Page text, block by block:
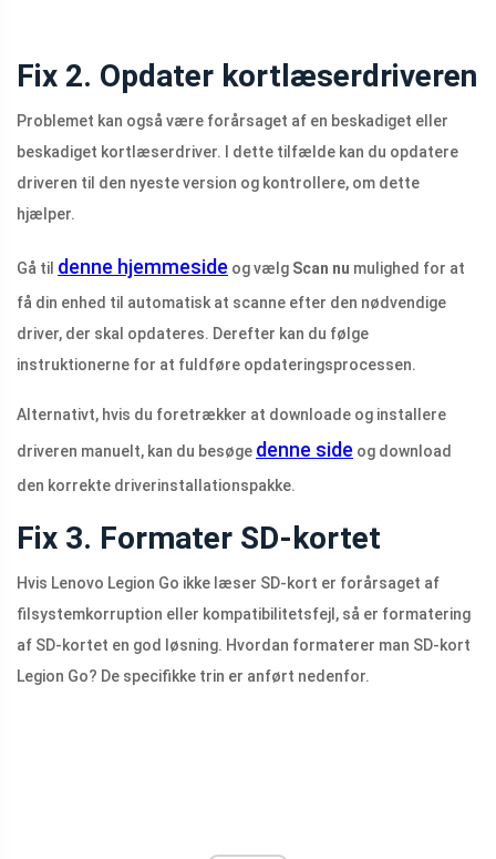
Fix 2. Opdater kortlæserdriveren
Problemet kan også være forårsaget af en beskadiget eller
beskadiget kortlæserdriver. I dette tilfælde kan du opdatere
driveren til den nyeste version og kontrollere, om dette
hjælper.
Gå til denne hjemmeside og vælg Scan nu mulighed for at
få din enhed til automatisk at scanne efter den nødvendige
driver, der skal opdateres. Derefter kan du følge
instruktionerne for at fuldføre opdateringsprocessen.
Alternativt, hvis du foretrækker at downloade og installere
driveren manuelt, kan du besøge denne side og download
den korrekte driverinstallationspakke.
Fix 3. Formater SD-kortet
Hvis Lenovo Legion Go ikke læser SD-kort er forårsaget af
filsystemkorruption eller kompatibilitetsfejl, så er formatering
af SD-kortet en god løsning. Hvordan formaterer man SD-kort
Legion Go? De specifikke trin er anført nedenfor.